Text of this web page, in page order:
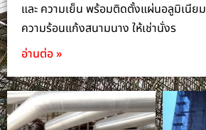
และ ความเย็น พร้อมติดตั้งแผ่นอลูมิเนี
ความร้อนแก้งสนามนาง ให้เช่านั่งร
อ่านต่อ »